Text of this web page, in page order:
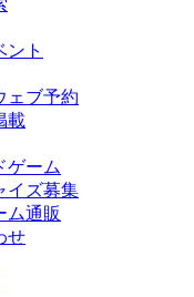
ント
ェブ予約
載
ゲーム
イズ募集
ム通販
せ